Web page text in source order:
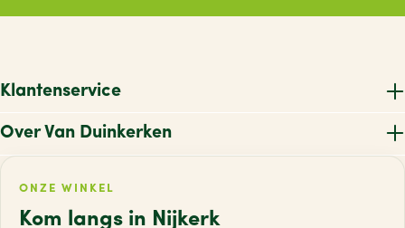
Klantenservice
Over Van Duinkerken
ONZE WINKEL
Kom langs in Nijkerk